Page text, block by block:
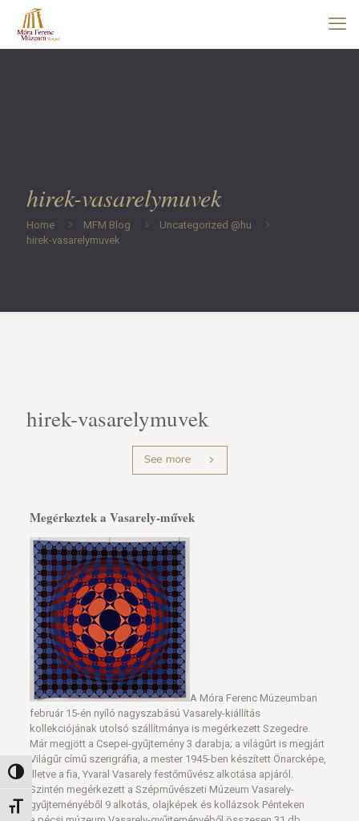
Nagy kontraszt váltása
Betűméret váltása
hirek-vasarelymuvek
Home MFM Blog
Uncategorized @hu
hirek-vasarelymuvek
hirek-vasarelymuvek
Megérkeztek a Vasarely-művek
A Móra Ferenc Múzeumban
február 15-én nyíló nagyszabású Vasarely-kiállítás
kollekciójának utolsó szállítmánya is megérkezett Szegedre.
Már megjött a Csepei-gyűjtemény 3 darabja; a világűrt is megjárt
Világűr című szerigráfia, a mester 1945-ben készített Önarcképe,
illetve a fia, Yvaral Vasarely festőművész alkotása apjáról.
Szintén megérkezett a Szépművészeti Múzeum Vasarely-
gyűjteményéből 9 alkotás, olajképek és kollázsok Pénteken